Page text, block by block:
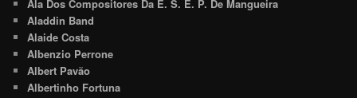
Ala Dos Compositores Da E. S. E. P. De Mangueira
Aladdin Band
Alaide Costa
Albenzio Perrone
Albert Pavão
Albertinho Fortuna